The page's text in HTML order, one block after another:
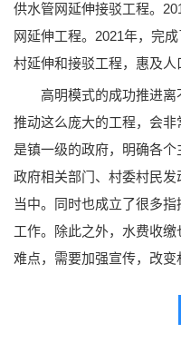
供水管网延伸接驳工程。
网延伸工程。2021年，完
村延伸和接驳工程，惠及人
高明模式的成功推进离
推动这么庞大的工程，会
是镇一级的政府，明确各个
政府相关部门、村委村民
当中。同时也成立了很多
工作。除此之外，水费收
难点，需要加强宣传，改变